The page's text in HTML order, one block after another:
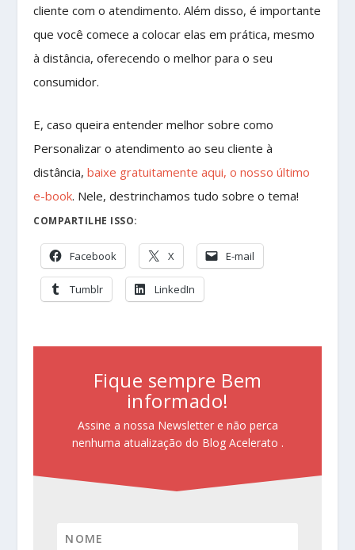
cliente com o atendimento. Além disso, é importante
que você comece a colocar elas em prática, mesmo
à distância, oferecendo o melhor para o seu
consumidor.
E, caso queira entender melhor sobre como
Personalizar o atendimento ao seu cliente à
distância,baixe gratuitamente aqui, o nosso último
e-book. Nele, destrinchamos tudo sobre o tema!
COMPARTILHE ISSO:
Facebook X E-mail
Tumblr LinkedIn
Fique sempre Bem
informado!
Assine a nossa Newsletter e não perca
nenhuma atualização do Blog Acelerato .